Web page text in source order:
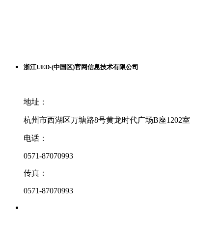
浙江UED·(中国区)官网信息技术有限公司
地址：
杭州市西湖区万塘路8号黄龙时代广场B座1202室
电话：
0571-87070993
传真：
0571-87070993